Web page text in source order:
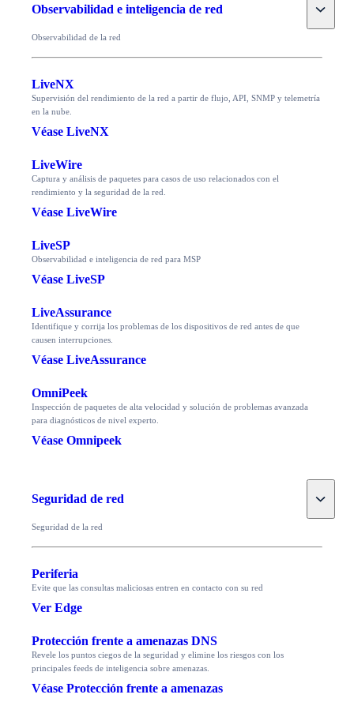
Observabilidad e inteligencia de red Toggle
Observabilidad de la red
LiveNX
Supervisión del rendimiento de la red a partir de flujo, API, SNMP y telemetría
en la nube.
Véase LiveNX
LiveWire
Captura y análisis de paquetes para casos de uso relacionados con el
rendimiento y la seguridad de la red.
Véase LiveWire
LiveSP
Observabilidad e inteligencia de red para MSP
Véase LiveSP
LiveAssurance
Identifique y corrija los problemas de los dispositivos de red antes de que
causen interrupciones.
Véase LiveAssurance
OmniPeek
Inspección de paquetes de alta velocidad y solución de problemas avanzada
para diagnósticos de nivel experto.
Véase Omnipeek
Seguridad de red Toggle
Seguridad de la red
Periferia
Evite que las consultas maliciosas entren en contacto con su red
Ver Edge
Protección frente a amenazas DNS
Revele los puntos ciegos de la seguridad y elimine los riesgos con los
principales feeds de inteligencia sobre amenazas.
Véase Protección frente a amenazas